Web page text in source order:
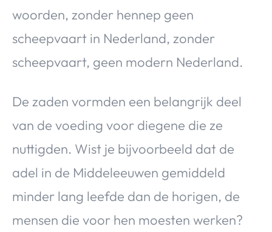
woorden, zonder hennep geen
scheepvaart in Nederland, zonder
scheepvaart, geen modern Nederland.
De zaden vormden een belangrijk deel
van de voeding voor diegene die ze
nuttigden. Wist je bijvoorbeeld dat de
adel in de Middeleeuwen gemiddeld
minder lang leefde dan de horigen, de
mensen die voor hen moesten werken?